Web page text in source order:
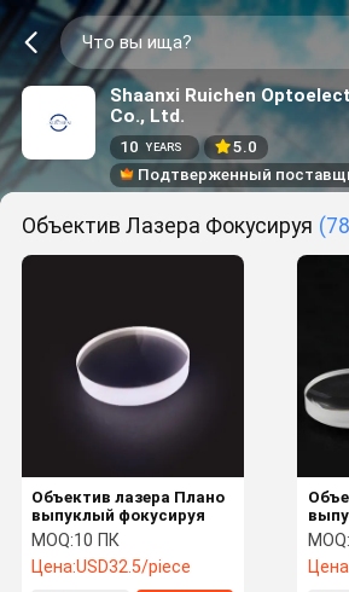
Shaanxi Ruichen
Co., Ltd.
10 YEARS
5.0
Подтверженный
Объектив Лазера Фокусируя
Объектив лазера Плано
выпуклый фокусируя
MOQ:10 ПК
Цена:USD32.5/piece
MOQ: